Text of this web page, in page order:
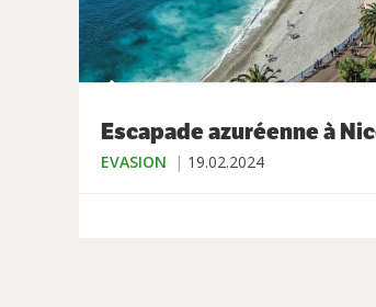
Escapade azuréenne à
EVASION 19.02.2024